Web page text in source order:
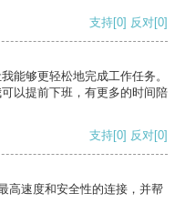
支持[0] 反对[0]
能够更轻松地完成工作任务。
以提前下班，有更多的时间陪
支持[0] 反对[0]
高速度和安全性的连接，并帮